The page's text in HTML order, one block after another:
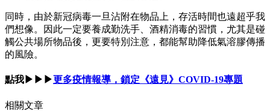
同時，由於新冠病毒一旦沾附在物品上，存活時間也遠超乎我
們想像。因此一定要養成勤洗手、酒精消毒的習慣，尤其是碰
觸公共場所物品後，更要特別注意，都能幫助降低氣溶膠傳播
的風險。
點我▶▶▶更多疫情報導，鎖定《遠見》COVID-19專題
相關文章